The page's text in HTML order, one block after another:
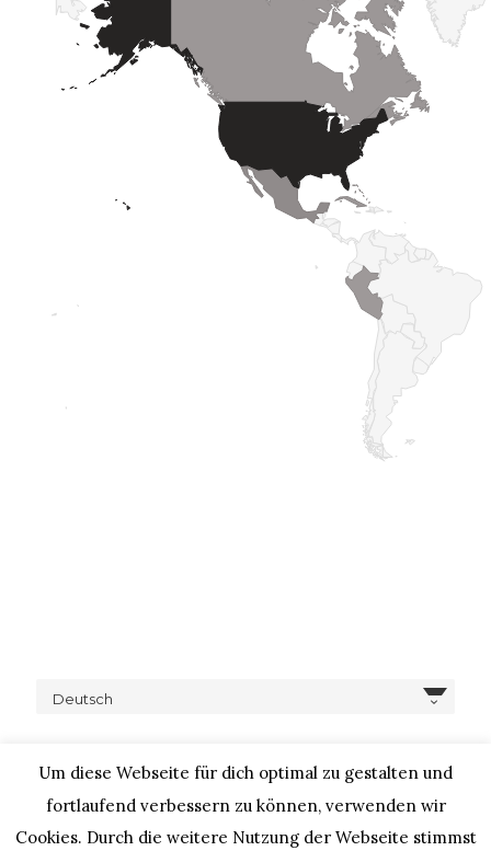
Deutsch
Um diese Webseite für dich optimal zu gestalten und
fortlaufend verbessern zu können, verwenden wir
Cookies. Durch die weitere Nutzung der Webseite stimmst